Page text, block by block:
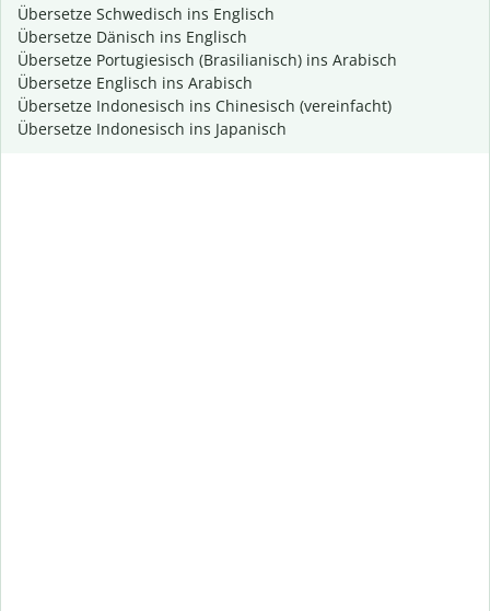
Übersetze Schwedisch ins Englisch
Übersetze Dänisch ins Englisch
Übersetze Portugiesisch (Brasilianisch) ins Arabisch
Übersetze Englisch ins Arabisch
Übersetze Indonesisch ins Chinesisch (vereinfacht)
Übersetze Indonesisch ins Japanisch